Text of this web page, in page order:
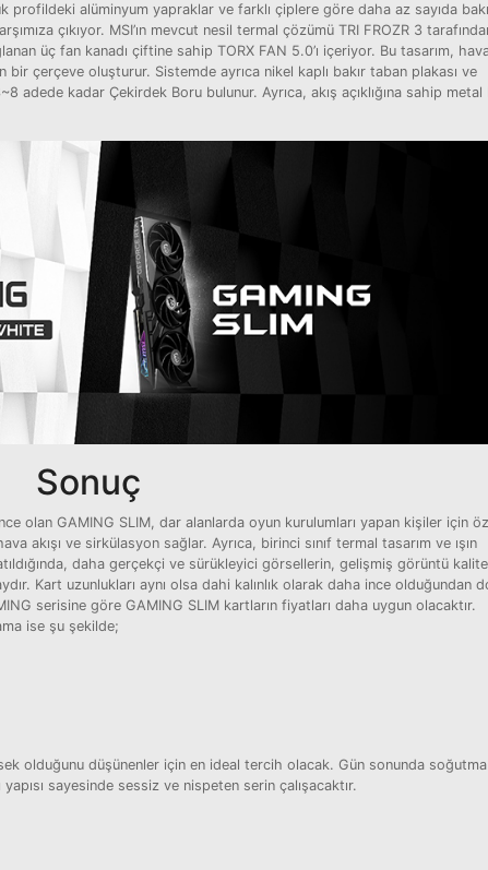
alüminyum yapraklar ve farklı çiplere göre daha az sayıda bakır
çıkıyor. MSI’ın mevcut nesil termal çözümü TRI FROZR 3
üç fan kanadı çiftine sahip TORX FAN 5.0’ı içeriyor. Bu tasarım,
bir çerçeve oluşturur. Sistemde ayrıca nikel kaplı bakır taban plakası ve
adede kadar Çekirdek Boru bulunur. Ayrıca, akış açıklığına sahip metal
Sonuç
olan GAMING SLIM, dar alanlarda oyun kurulumları yapan kişiler için
akışı ve sirkülasyon sağlar. Ayrıca, birinci sınıf termal tasarım ve ışın
daha gerçekçi ve sürükleyici görsellerin, gelişmiş görüntü
Kart uzunlukları aynı olsa dahi kalınlık olarak daha ince olduğundan
serisine göre GAMING SLIM kartların fiyatları daha uygun olacaktır.
ise şu şekilde;
olduğunu düşünenler için en ideal tercih olacak. Gün sonunda soğutma
sayesinde sessiz ve nispeten serin çalışacaktır.